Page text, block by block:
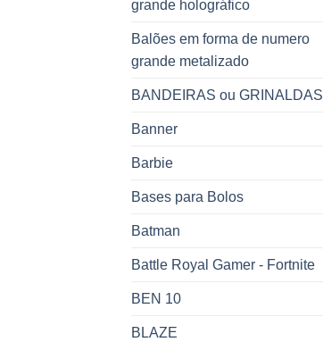
grande holográfico
Balões em forma de numero
grande metalizado
BANDEIRAS ou GRINALDAS
Banner
Barbie
Bases para Bolos
Batman
Battle Royal Gamer - Fortnite
BEN 10
BLAZE